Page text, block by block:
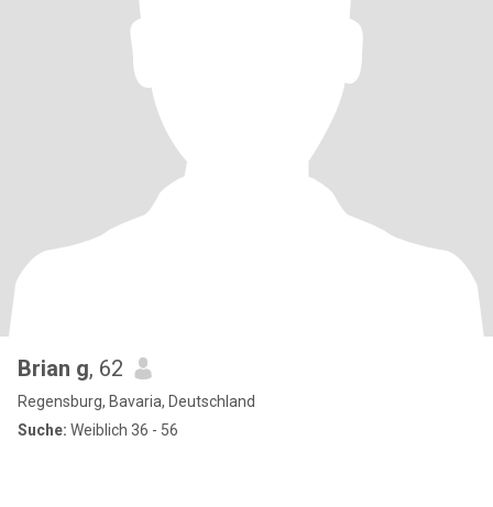
Brian g, 62
Regensburg, Bavaria, Deutschland
Suche: Weiblich 36 - 56